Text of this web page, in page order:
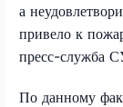
а
привело к
пресс-служба
По данному